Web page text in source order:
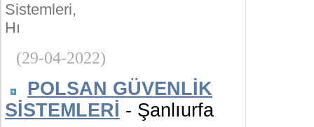
Sistemleri,
Hı
(29-04-2022)
POLSAN GÜVENLİK
SİSTEMLERİ - Şanlıurfa